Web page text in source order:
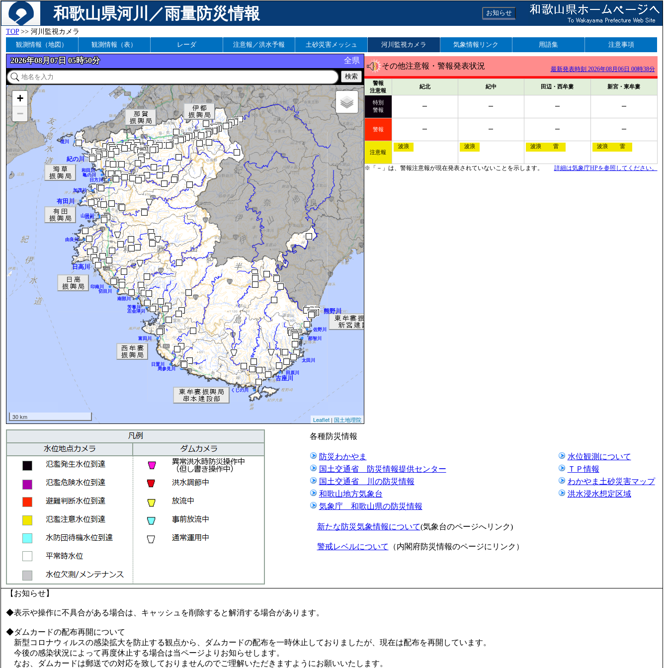
和歌山県河川／雨量防災情報 お知らせ
TOP>> 河川監視カメラ
観測情報（地図）
観測情報（表） レーダ 注意報／洪水予報 土砂災害メッシュ 河川監視カメラ 気象情報リンク 用語集 注意事項
2026年08月07日 05時50分 全県
堤川
紀の川
和田川
亀の川
加茂川
日方川
山田川
広川
日高川
印南川
周参見川
切目川
南部川
左会津川
那智川
日置川
富田川
古座川
太田川
熊野川
有田川
由良川
くじの川
田原川
芳養川
佐野川
+
−
30 km Leaflet| 国土地理院
その他注意報・警報発表状況 最新発表時刻 2026年08月06日 00時38分
警報
注意報
紀北 紀中 田辺・西牟婁 新宮・東牟婁
特別
警報
ー ー ー ー
警報 ー ー ー ー
注意報
波浪 波浪 波浪 雷 波浪 雷
※「－」は、警報注意報が現在発表されていないことを示します。 詳細は気象庁HPを参照してください。
各種防災情報
防災わかやま
国土交通省 防災情報提供センター
国土交通省 川の防災情報
和歌山地方気象台
気象庁 和歌山県の防災情報
水位観測について
ＴＰ情報
わかやま土砂災害マップ
洪水浸水想定区域
新たな防災気象情報について(気象台のページへリンク)
警戒レベルについて （内閣府防災情報のページにリンク）
【お知らせ】
◆表示や操作に不具合がある場合は、キャッシュを削除すると解消する場合があります。
◆ダムカードの配布再開について
新型コロナウィルスの感染拡大を防止する観点から、ダムカードの配布を一時休止しておりましたが、現在は配布を再開しています。
今後の感染状況によって再度休止する場合は当ページよりお知らせします。
なお、ダムカードは郵送での対応を致しておりませんのでご理解いただきますようにお願いいたします。